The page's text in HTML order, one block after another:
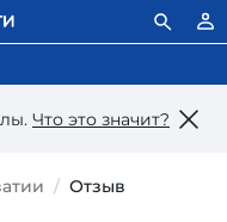
Что это значит?
Отзыв